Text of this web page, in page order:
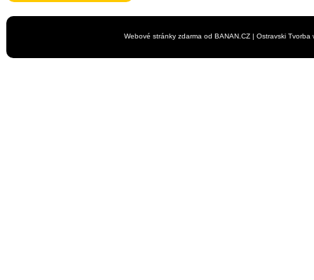
Webové stránky zdarma od BANAN.CZ | Ostravski Tvorba